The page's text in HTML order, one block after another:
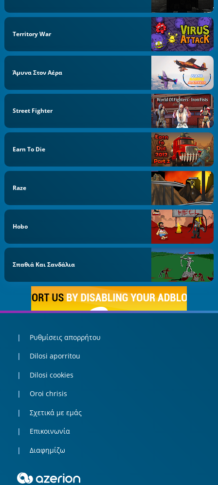
Territory War
Άμυνα Στον Αέρα
Street Fighter
Earn To Die
Raze
Hobo
Σπαθιά Και Σανδάλια
Ρυθμίσεις απορρήτου
Dilosi aporritou
Dilosi cookies
Oroi chrisis
Σχετικά με εμάς
Επικοινωνία
Διαφημίζω